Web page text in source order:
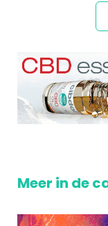
Meer in de